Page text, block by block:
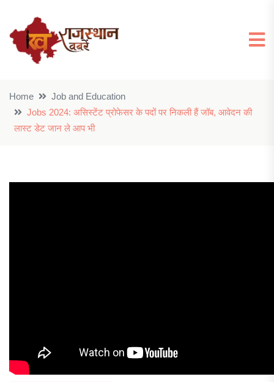
Home
Job and Education
Jobs 2024: असिस्टेंट प्रोफेसर के पदों पर निकली हैं जॉब, आवेदन की
लास्ट डेट जान ले आप भी